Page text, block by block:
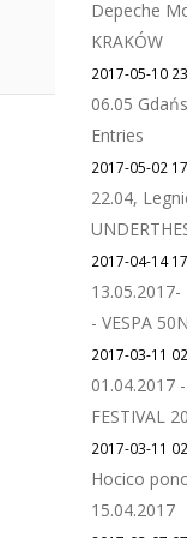
Depeche
KRAKÓW
2017-05-10
06.05
Entries
2017-05-02
22.04,
2017-04-14
13.05.2017-
- VESPA
2017-03-11
01.04.2017
FESTIVAL
2017-03-11
Hocico
15.04.2017